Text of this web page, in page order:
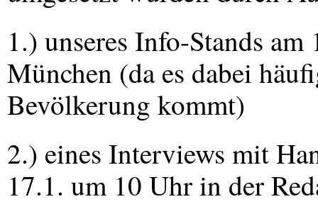
1.) unseres Info-Stands
München (da es dabei
Bevölkerung kommt)
2.) eines Interviews mit
17.1. um 10 Uhr in der